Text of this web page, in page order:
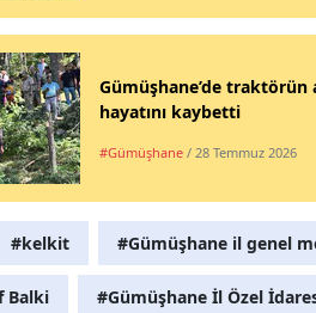
Gümüşhane’de
hayatını kaybetti
#Gümüşhane / 28 Temmuz 2026
#kelkit #Gümüşhane il genel
Balki #Gümüşhane İl Özel